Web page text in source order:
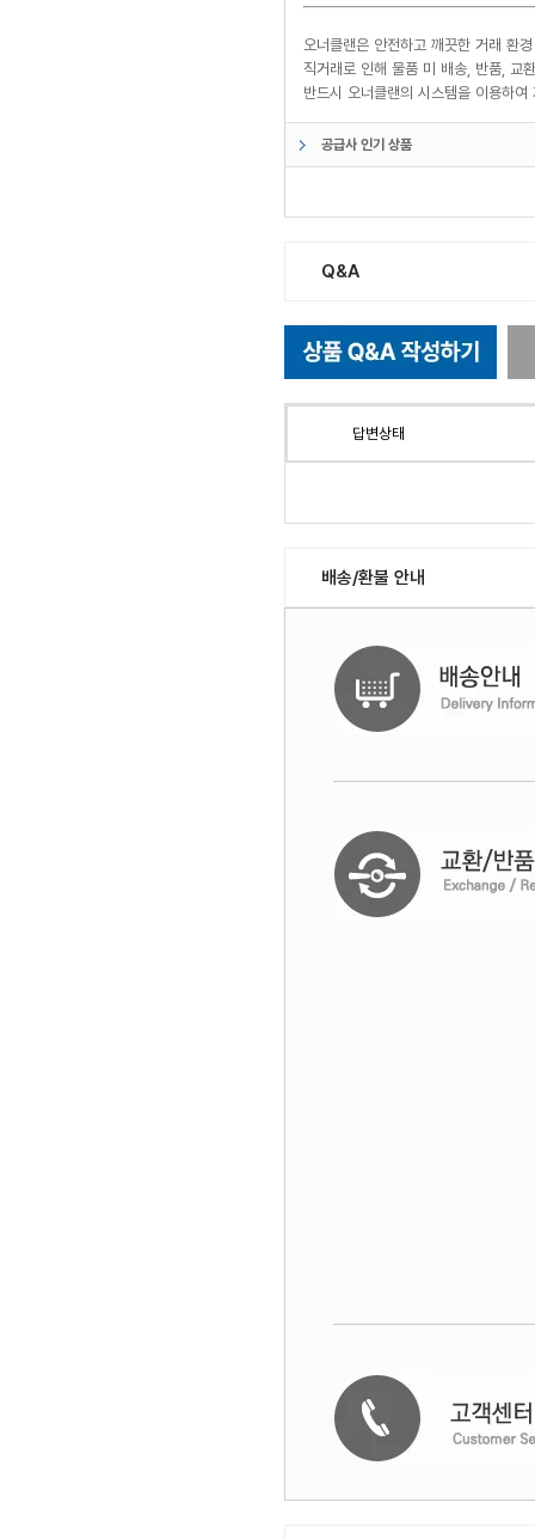
오너클랜은 안전하고 깨끗한 거래 환
직거래로 인해 물품 미 배송, 반품, 교
반드시 오너클랜의 시스템을 이용하
공급사 인기 상품
Q&A
답변상태
배송/환불 안내